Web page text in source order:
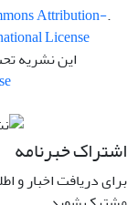
.This work is licensed under a
Attribution-
License
این نشریه
اشتراک خبرنامه
برای دریافت اخبار و